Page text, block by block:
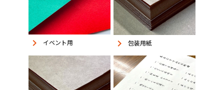
keyboard_arrow_right イベント用 keyboard_arrow_right 包装用紙